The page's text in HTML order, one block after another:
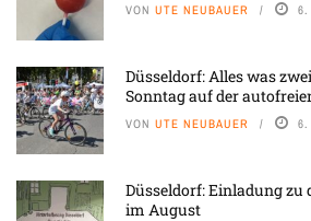
VON UTE NEUBAUER 6.
Düsseldorf: Alles was
Sonntag auf der
VON UTE NEUBAUER 6.
Düsseldorf: Einladung
im August